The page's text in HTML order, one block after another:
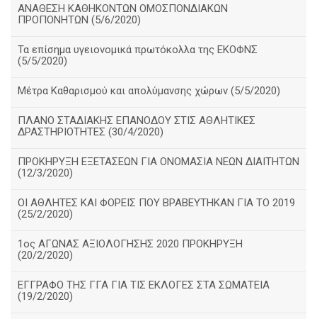
ΑΝΑΘΕΣΗ ΚΑΘΗΚΟΝΤΩΝ ΟΜΟΣΠΟΝΔΙΑΚΩΝ
ΠΡΟΠΟΝΗΤΩΝ (5/6/2020)
Τα επίσημα υγειονομικά πρωτόκολλα της ΕΚΟΦΝΣ
(5/5/2020)
Μέτρα Καθαρισμού και απολύμανσης χώρων (5/5/2020)
ΠΛΑΝΟ ΣΤΑΔΙΑΚΗΣ ΕΠΑΝΟΔΟΥ ΣΤΙΣ ΑΘΛΗΤΙΚΕΣ
ΔΡΑΣΤΗΡΙΟΤΗΤΕΣ (30/4/2020)
ΠΡΟΚΗΡΥΞΗ ΕΞΕΤΑΣΕΩΝ ΓΙΑ ΟΝΟΜΑΣΙΑ ΝΕΩΝ ΔΙΑΙΤΗΤΩΝ
(12/3/2020)
ΟΙ ΑΘΛΗΤΕΣ ΚΑΙ ΦΟΡΕΙΣ ΠΟΥ ΒΡΑΒΕΥΤΗΚΑΝ ΓΙΑ ΤΟ 2019
(25/2/2020)
1ος ΑΓΩΝΑΣ ΑΞΙΟΛΟΓΗΣΗΣ 2020 ΠΡΟΚΗΡΥΞΗ
(20/2/2020)
ΕΓΓΡΑΦΟ ΤΗΣ ΓΓΑ ΓΙΑ ΤΙΣ ΕΚΛΟΓΕΣ ΣΤΑ ΣΩΜΑΤΕΙΑ
(19/2/2020)